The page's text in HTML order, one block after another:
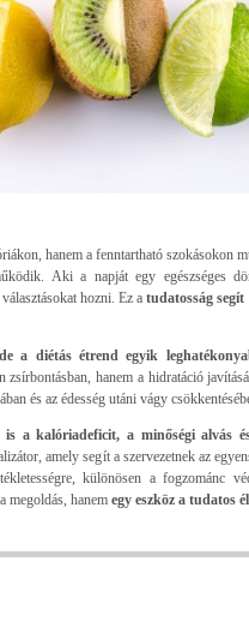
hanem a fenntartható szokásokon
Aki a napját egy egészséges
hozni. Ez atudatosság
a diétás étrend egyik
zsírbontásban, hanem a hidratáció
és az édesség utáni vágy
a kalóriadeficit, a minőségi alvás
amely segít a szervezetnek az
különösen a fogzománc
megoldás, hanem egy eszköz a tudatos